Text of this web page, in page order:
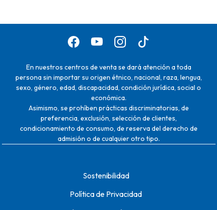
En nuestros centros de venta se dará atención a toda
persona sin importar su origen étnico, nacional, raza, lengua,
sexo, género, edad, discapacidad, condición jurídica, social o
económica.
Asimismo, se prohíben prácticas discriminatorias, de
preferencia, exclusión, selección de clientes,
condicionamiento de consumo, de reserva del derecho de
admisión o de cualquier otro tipo.
Sostenibilidad
Política de Privacidad